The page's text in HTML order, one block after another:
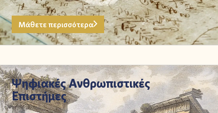
Μάθετε περισσότερα
Ψηφιακές Ανθρωπιστικές
Επιστήμες